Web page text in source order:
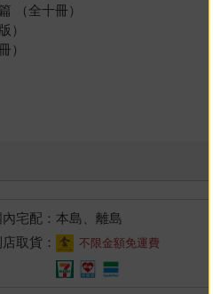
（全十冊）
）
）
內宅配：本島、離島
取貨：
不限金額免運費